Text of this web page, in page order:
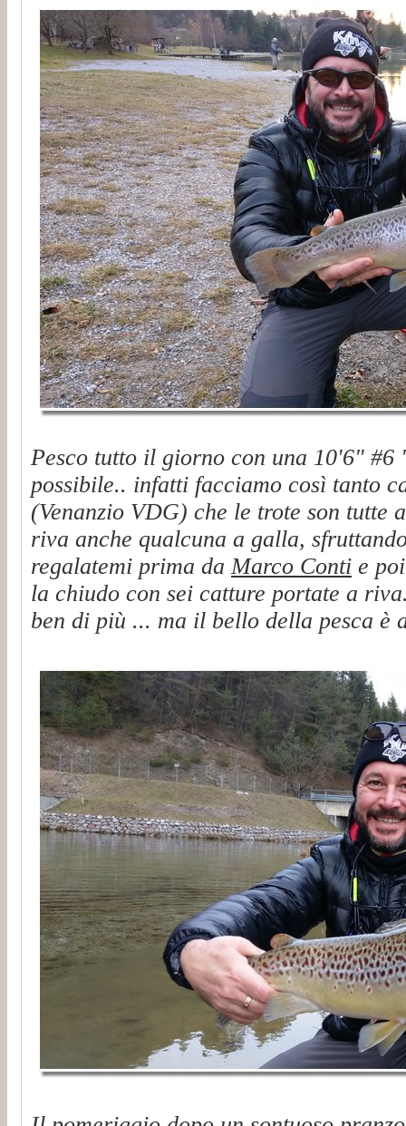
Pesco tutto il giorno con una 10'6"
possibile.. infatti facciamo così tanto
(Venanzio VDG) che le trote son tutte
riva anche qualcuna a galla,
regalatemi prima daMarco Conti e
la chiudo con sei catture portate a
ben di più ... ma il bello della pesca è